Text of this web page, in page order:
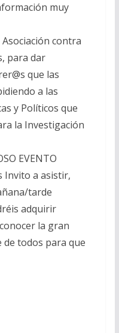
muy
contra
para dar
que las
a las
y Políticos que
la Investigación
EVENTO
Invito a asistir,
tarde
adquirir
la gran
todos para que